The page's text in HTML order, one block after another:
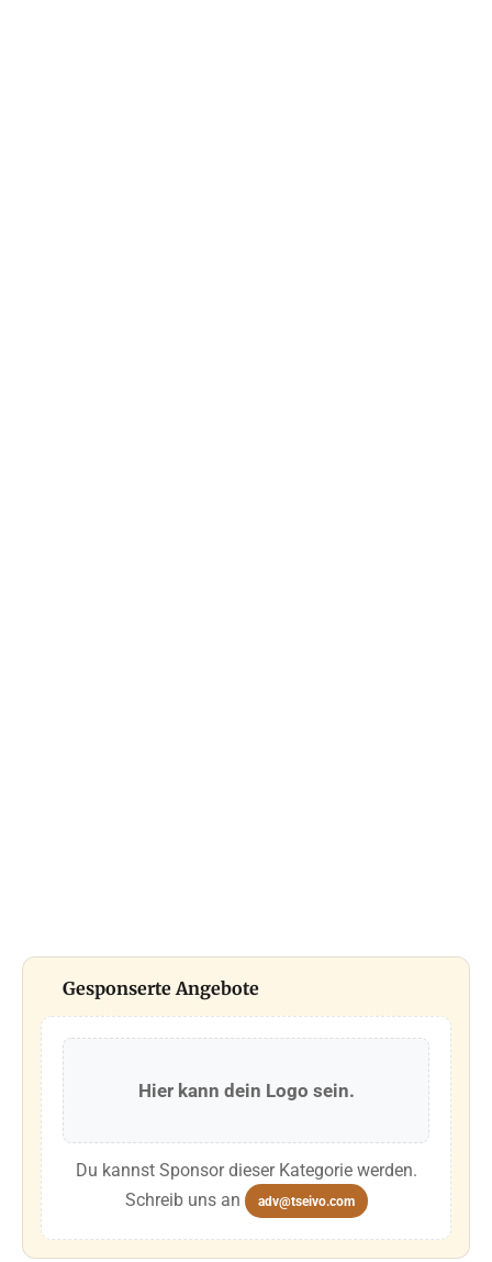
Gesponserte Angebote
Hier kann dein Logo sein.
Du kannst Sponsor dieser Kategorie werden.
Schreib uns an
adv@tseivo.com